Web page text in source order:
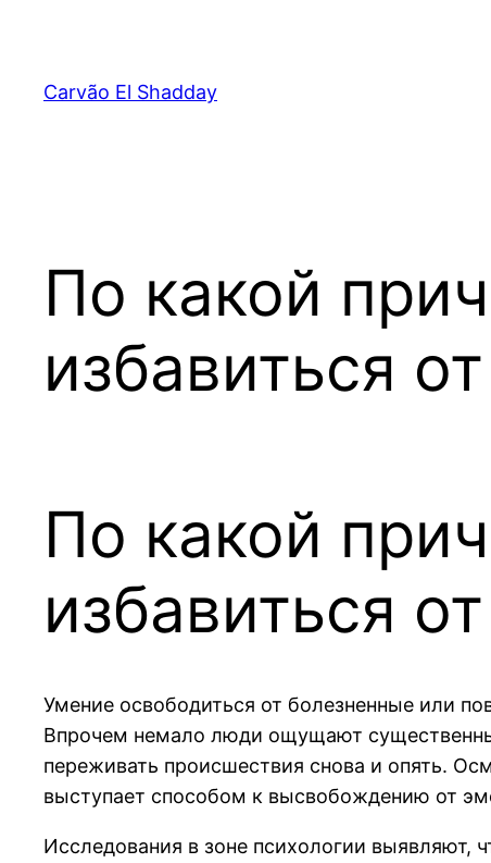
Carvão El Shadday
По какой
избавиться
По какой
избавиться
Умение освободиться от болезненные или
Впрочем немало люди ощущают
переживать происшествия снова и опять.
выступает способом к высвобождению от
Исследования в зоне психологии выявляют,